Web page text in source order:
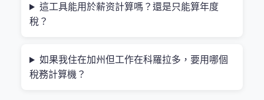
很多在科羅拉多讀書的台灣學生，常常會誤以為自己
「高收入」就得交高稅。但其實根據2024年規定，只
標準扣除額（單身$14,600），實際課稅所得可能不
到$60,000！舉例來說：
這工具能用於薪资計算嗎？還是只能算年度
稅？
如果我住在加州但工作在科羅拉多，要用哪個
稅務計算機？